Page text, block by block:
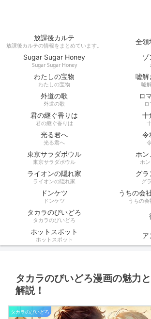
放課後カルテ
放課後カルテの情報をまとめています。
全領
Sugar Sugar Honey
Sugar Sugar Honey
ゾ
わたしの宝物
わたしの宝物
嘘解
嘘
外道の歌
外道の歌
ロ
君の継ぐ香りは
君の継ぐ香りは
十
光る君へ
光る君へ
令
東京サラダボウル
東京サラダボウル
ホン
ホ
ライオンの隠れ家
ライオンの隠れ家
グラ
グ
ドンケツ
ドンケツ
うちの会
うちの
タカラのびいどろ
タカラのびいどろ
ホットスポット
ホットスポット ア
タカラのびいどろ漫画の魅力
解説！
タカラのびいどろ